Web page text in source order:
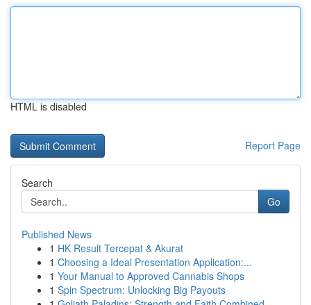
HTML is disabled
Report Page
Search
Go
Published News
1 HK Result Tercepat & Akurat
1 Choosing a Ideal Presentation Application:...
1 Your Manual to Approved Cannabis Shops
1 Spin Spectrum: Unlocking Big Payouts